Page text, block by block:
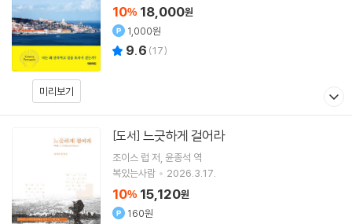
미리보기
10% 18,000원
1,000원
9.6 (17)
[도서] 느긋하게 걸어라
조이스 럽 저 윤종석 역
복있는사람
2026.3.17.
10% 15,120원
160원